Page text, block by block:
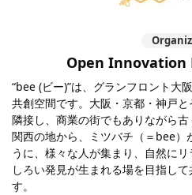
Open Innovation
“bee (ビー)”は、グランフロント大
共創空間です。大阪・京都・神戸
隣接し、商業の街でもありながら
関西の地から、ミツバチ（＝bee）
うに、様々な人が集まり、自然に
しろい発見が生まれる場を目指し
す。